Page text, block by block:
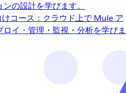
の設計を学びます。
コース：クラウド上で Mule ア
イ・管理・監視・分析を学びま